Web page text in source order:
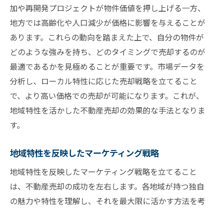
加や再開発プロジェクトが物件価値を押し上げる一方、
地方では高齢化や人口減少が価格に影響を与えることが
あります。これらの動向を踏まえた上で、自分の物件が
どのような強みを持ち、どのタイミングで売却するのが
最適であるかを見極めることが重要です。市場データを
分析し、ローカル特性に応じた売却戦略を立てること
で、より高い価格での売却が可能になります。これが、
地域特性を活かした不動産売却の効果的な手法となりま
す。
地域特性を反映したマーケティング戦略
地域特性を反映したマーケティング戦略を立てること
は、不動産売却の成功を左右します。各地域が持つ独自
の魅力や特性を理解し、それを最大限に活かす方法を考